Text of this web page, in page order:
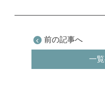
前の記事へ
一